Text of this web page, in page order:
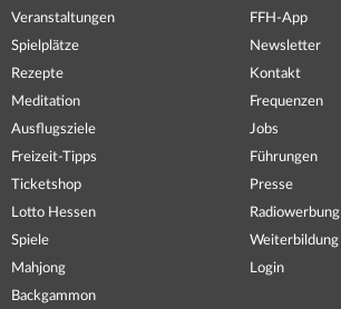
Veranstaltungen
Spielplätze
Rezepte
Meditation
Ausflugsziele
Freizeit-Tipps
Ticketshop
Lotto Hessen
Spiele
Mahjong
Backgammon
FFH-App
Newsletter
Kontakt
Frequenzen
Jobs
Führungen
Presse
Radiowerbung
Weiterbildung
Login